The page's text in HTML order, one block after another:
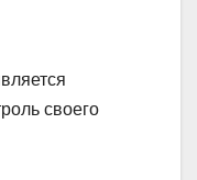
своего